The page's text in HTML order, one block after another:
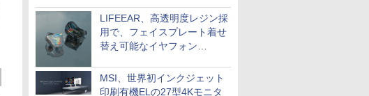
LIFEEAR、高透明度レジン採
用で、フェイスプレート着せ
替え可能なイヤフォン
MSI、世界初インクジェット
印刷有機ELの27型4Kモニタ